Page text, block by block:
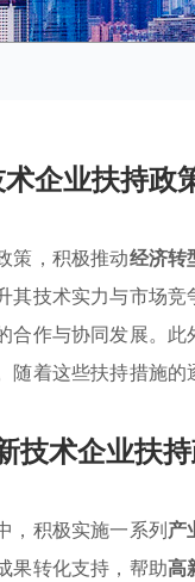
企业扶持政
策，积极推动经济转
其技术实力与市场竞
合作与协同发展。
随着这些扶持措施
技术企业扶
，积极实施一系列产
果转化支持，帮助高